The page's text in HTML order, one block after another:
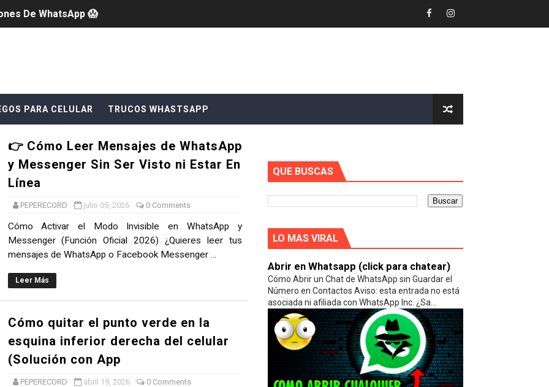
De WhatsApp 😱
y Messenger Sin Ser Visto ni Estar En Línea
Novedades que Transformarán tu Experiencia de Mensajería
la esquina inferior derecha del celular (Solución con App
en Uno para Descargar Videos, Recuperar Mensajes, Limpiar tu Móvil y Más
Descubre la App Guía con Consejos, Simulador y Test Interactivo
Android: Privacidad Avanzada, Diseño iPhone y Más Funciones
Android: Diseño iOS con Funciones Premium en tu Móvil
Activa el punto verde en Android y protege tu privacidad
de WhatsApp Plus?
en WhatsApp para Proteger tu Privacidad Online
Más Privacidad, Más Funciones, Más Estilo – ¡Lleva tu Mensajería al Máximo Nivel!
Android: Privacidad, Estilo y Potencia en una Sola App
PARA CELULAR TRUCOS WHASTSAPP
👉 Cómo Leer Mensajes de WhatsApp
y Messenger Sin Ser Visto ni Estar En
Línea
PEPERECORD julio 05, 2026 0 Comments
Cómo Activar el Modo Invisible en WhatsApp y
Messenger (Función Oficial 2026) ¿Quieres leer tus
mensajes de WhatsApp o Facebook Messenger ...
Leer Más
Cómo quitar el punto verde en la
esquina inferior derecha del celular
(Solución con App
PEPERECORD abril 19, 2026 0 Comments
QUE BUSCAS
LO MAS VIRAL
Abrir en Whatsapp (click para chatear)
Cómo Abrir un Chat de WhatsApp sin Guardar el
Número en Contactos Aviso: esta entrada no está
asociada ni afiliada con WhatsApp Inc. ¿Sa...